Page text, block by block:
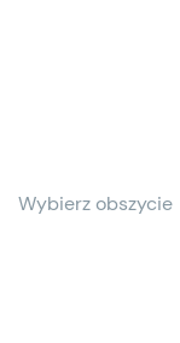
Wybierz obszycie